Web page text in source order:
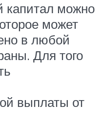
капитал можно
может
в любой
Для того
выплаты от